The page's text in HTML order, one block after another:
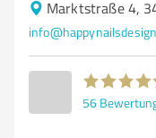
Marktstraße 4,
56